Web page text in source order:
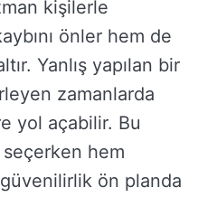
kişilerle
önler hem de
Yanlış yapılan bir
zamanlarda
yol açabilir. Bu
hem
ön planda